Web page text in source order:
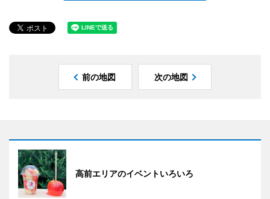
前の地図 次の地図
高前エリアのイベントいろいろ